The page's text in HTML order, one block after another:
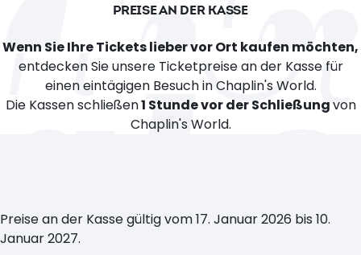
verschiedenen Tagen innerhalb der Gültigkeitsdauer
PREISE AN DER KASSE
Wenn Sie Ihre Tickets lieber vor Ort kaufen möchten,
entdecken Sie unsere Ticketpreise an der Kasse für
einen eintägigen Besuch in Chaplin's World.
Die Kassen schließen1 Stunde vor der Schließungvon
Chaplin's World.
Preise an der Kasse gültig vom 17. Januar 2026 bis 10.
Januar 2027.